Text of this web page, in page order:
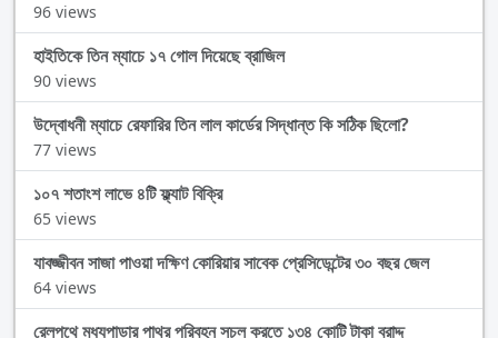
96 views
হাইতিকে তিন ম্যাচে ১৭ গোল দিয়েছে ব্রাজিল
90 views
উদ্বোধনী ম্যাচে রেফারির তিন লাল কার্ডের সিদ্ধান্ত কি সঠিক ছিলো?
77 views
১০৭ শতাংশ লাভে ৪টি ফ্ল্যাট বিক্রি
65 views
যাবজ্জীবন সাজা পাওয়া দক্ষিণ কোরিয়ার সাবেক প্রেসিডেন্টের ৩০ বছর জেল
64 views
রেলপথে মধ্যপাড়ার পাথর পরিবহন সচল করতে ১৩৪ কোটি টাকা বরাদ্দ